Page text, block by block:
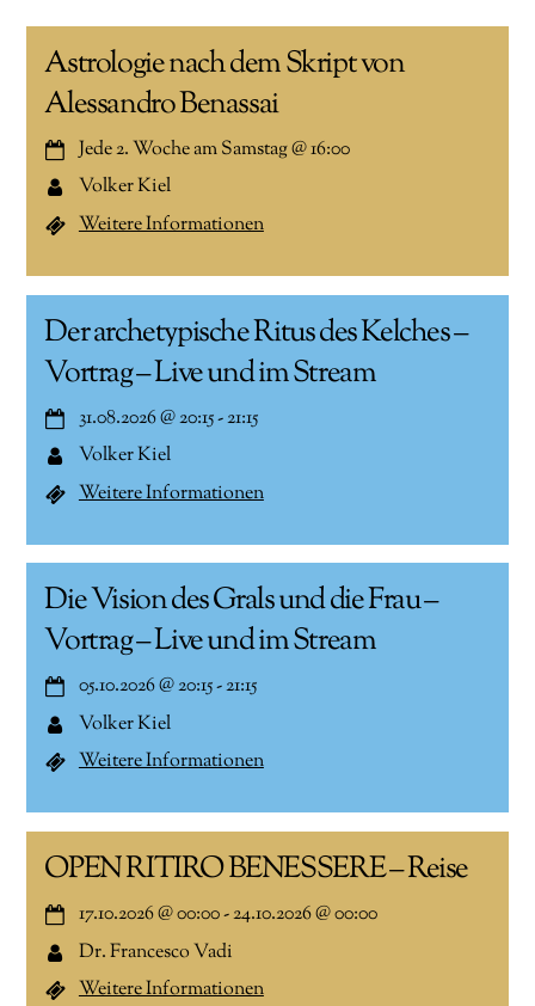
Astrologie nach dem Skript von
Alessandro Benassai
Jede 2. Woche am Samstag@16:00
Volker Kiel
Weitere Informationen
Der archetypische Ritus des Kelches –
Vortrag – Live und im Stream
31.08.2026@20:15-21:15
Volker Kiel
Weitere Informationen
Die Vision des Grals und die Frau –
Vortrag – Live und im Stream
05.10.2026@20:15-21:15
Volker Kiel
Weitere Informationen
OPEN RITIRO BENESSERE – Reise
17.10.2026@00:00-24.10.2026@00:00
Dr. Francesco Vadi
Weitere Informationen